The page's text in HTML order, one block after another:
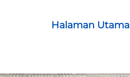
Halaman Utama